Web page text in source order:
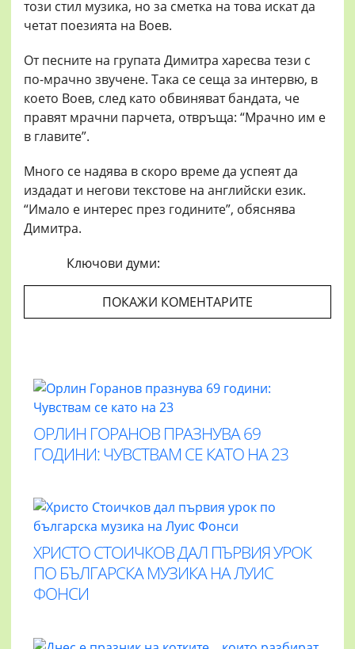
този стил музика, но за сметка на това искат да
четат поезията на Воев.
От песните на групата Димитра харесва тези с
по-мрачно звучене. Така се сеща за интервю, в
което Воев, след като обвиняват бандата, че
правят мрачни парчета, отвръща: “Мрачно им е
в главите”.
Много се надява в скоро време да успеят да
издадат и негови текстове на английски език.
“Имало е интерес през годините”, обяснява
Димитра.
Ключови думи:
ПОКАЖИ КОМЕНТАРИТЕ
ОРЛИН ГОРАНОВ ПРАЗНУВА 69
ГОДИНИ: ЧУВСТВАМ СЕ КАТО НА 23
ХРИСТО СТОИЧКОВ ДАЛ ПЪРВИЯ УРОК
ПО БЪЛГАРСКА МУЗИКА НА ЛУИС
ФОНСИ